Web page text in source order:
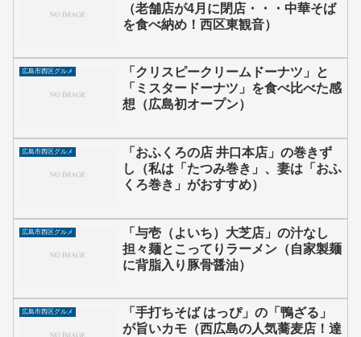
（老舗店が4月に閉店・・・中華そば
を食べ納め！西区東観音）
広島市西区グルメ
「クリスピークリームドーナツ」と
「ミスタードーナツ」を食べ比べた感
想（広島初オープン）
広島市西区グルメ
「おふくろの店 井口本店」の巻きず
し（私は「たつみ巻き」、妻は「おふ
くろ巻き」がおすすめ）
広島市西区グルメ
「与壱（よいち）大芝店」の汁なし
担々麺とこってりラーメン（自家製麺
に背脂入り豚骨醤油）
広島市西区グルメ
「手打ちそば はっぴ」の「鴨ざる」
が旨いカモ（西広島の人気蕎麦店！達